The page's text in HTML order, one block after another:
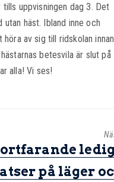
uppvisningen dag 3. Det
häst. Ibland inne och
av sig till ridskolan innan
betesvila är slut på
alla! Vi ses!
på läger